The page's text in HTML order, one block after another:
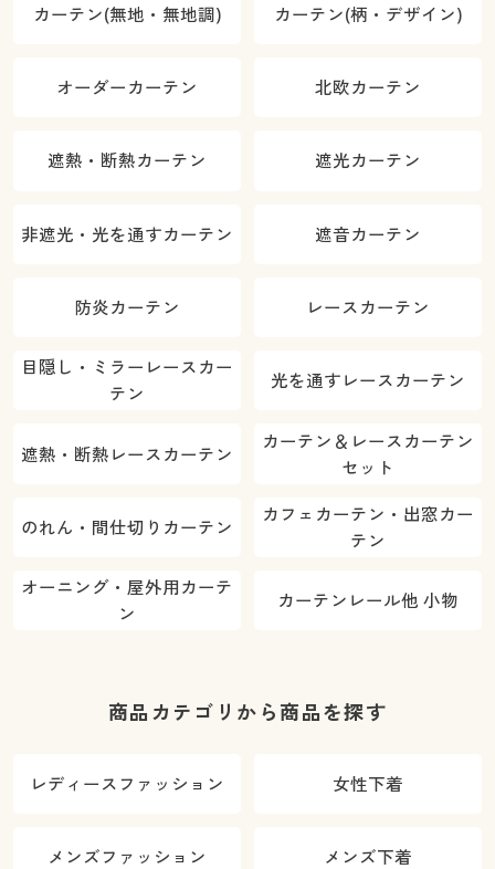
カーテン(無地・無地調) カーテン(柄・デザイン)
オーダーカーテン 北欧カーテン
遮熱・断熱カーテン 遮光カーテン
非遮光・光を通すカーテン 遮音カーテン
防炎カーテン レースカーテン
目隠し・ミラーレースカー
テン
光を通すレースカーテン
遮熱・断熱レースカーテン
カーテン＆レースカーテン
セット
のれん・間仕切りカーテン
カフェカーテン・出窓カー
テン
オーニング・屋外用カーテ
ン
カーテンレール他 小物
商品カテゴリから商品を探す
レディースファッション 女性下着
メンズファッション メンズ下着